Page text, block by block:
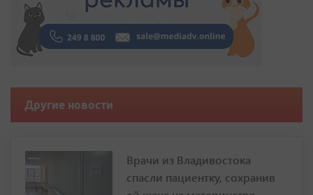
Другие новости
Врачи из Владивостока
спасли пациентку, сохранив